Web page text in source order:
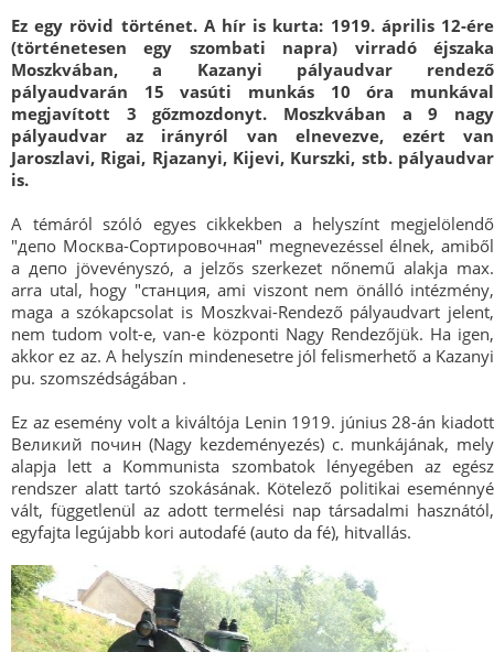
Ez egy rövid történet. A hír is kurta: 1919. április 12-ére
(történetesen egy szombati napra) virradó éjszaka
Moszkvában, a Kazanyi pályaudvar rendező
pályaudvarán 15 vasúti munkás 10 óra munkával
megjavított 3 gőzmozdonyt. Moszkvában a 9 nagy
pályaudvar az irányról van elnevezve, ezért van
Jaroszlavi, Rigai, Rjazanyi, Kijevi, Kurszki, stb. pályaudvar
is.
A témáról szóló egyes cikkekben a helyszínt megjelölendő
"депо Москва-Cортировочная" megnevezéssel élnek, amiből
a депо jövevényszó, a jelzős szerkezet nőnemű alakja max.
arra utal, hogy "cтанция, ami viszont nem önálló intézmény,
maga a szókapcsolat is Moszkvai-Rendező pályaudvart jelent,
nem tudom volt-e, van-e központi Nagy Rendezőjük. Ha igen,
akkor ez az. A helyszín mindenesetre jól felismerhető a Kazanyi
pu. szomszédságában .
Ez az esemény volt a kiváltója Lenin 1919. június 28-án kiadott
Великий почин (Nagy kezdeményezés) c. munkájának, mely
alapja lett a Kommunista szombatok lényegében az egész
rendszer alatt tartó szokásának. Kötelező politikai eseménnyé
vált, függetlenül az adott termelési nap társadalmi hasznától,
egyfajta legújabb kori autodafé (auto da fé), hitvallás.